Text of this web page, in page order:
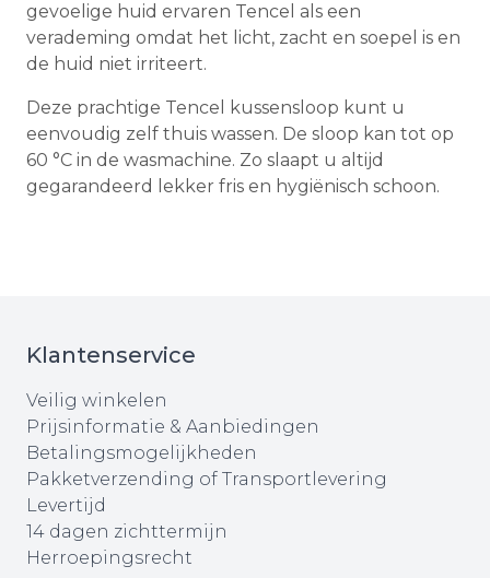
gevoelige huid ervaren Tencel als een
verademing omdat het licht, zacht en soepel is en
de huid niet irriteert.
Deze prachtige Tencel kussensloop kunt u
eenvoudig zelf thuis wassen. De sloop kan tot op
60 °C in de wasmachine. Zo slaapt u altijd
gegarandeerd lekker fris en hygiënisch schoon.
Klantenservice
Veilig winkelen
Prijsinformatie & Aanbiedingen
Betalingsmogelijkheden
Pakketverzending of Transportlevering
Levertijd
14 dagen zichttermijn
Herroepingsrecht